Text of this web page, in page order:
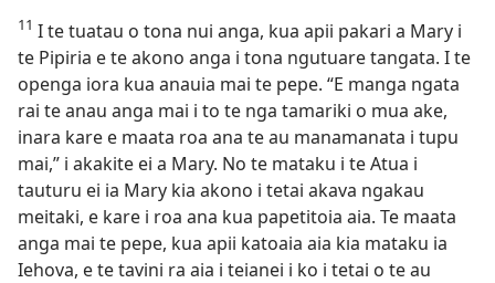
11 I te tuatau o tona nui anga, kua apii pakari a Mary i
te Pipiria e te akono anga i tona ngutuare tangata. I te
openga iora kua anauia mai te pepe. “E manga ngata
rai te anau anga mai i to te nga tamariki o mua ake,
inara kare e maata roa ana te au manamanata i tupu
mai,” i akakite ei a Mary. No te mataku i te Atua i
tauturu ei ia Mary kia akono i tetai akava ngakau
meitaki, e kare i roa ana kua papetitoia aia. Te maata
anga mai te pepe, kua apii katoaia aia kia mataku ia
Iehova, e te tavini ra aia i teianei i ko i tetai o te au